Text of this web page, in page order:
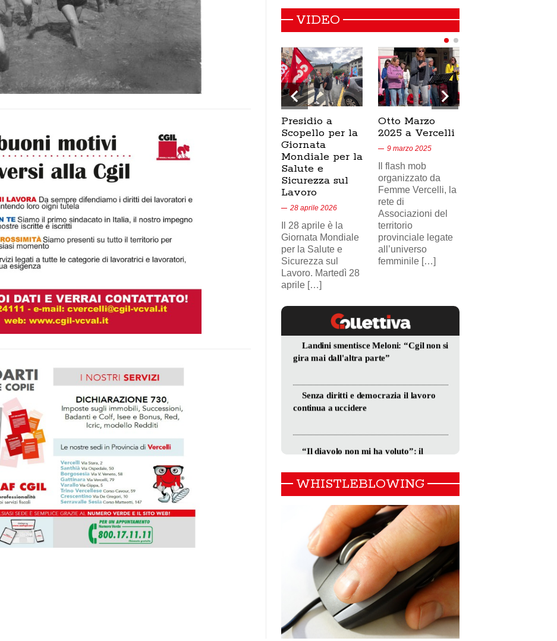
VIDEO
Presidio a
Scopello per la
Giornata
Mondiale per la
Salute e
Sicurezza sul
Lavoro
28 aprile 2026
Il 28 aprile è la
Giornata Mondiale
per la Salute e
Sicurezza sul
Lavoro. Martedì 28
aprile […]
Otto Marzo
2025 a Vercelli
9 marzo 2025
Il flash mob
organizzato da
Femme Vercelli, la
rete di
Associazioni del
territorio
provinciale legate
all’universo
femminile […]
WHISTLEBLOWING